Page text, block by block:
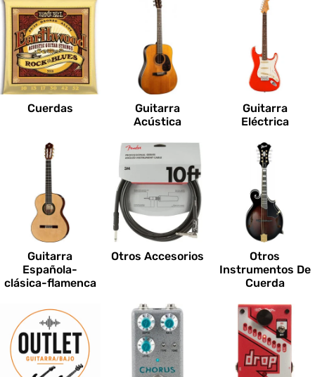
Cuerdas
Guitarra
Acústica
Guitarra
Eléctrica
Guitarra
Española-
clásica-flamenca
Otros Accesorios
Otros
Instrumentos De
Cuerda